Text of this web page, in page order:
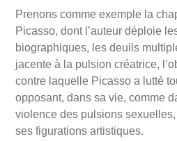
Prenons comme exemple la
Picasso, dont l’auteur déploie
biographiques, les deuils
jacente à la pulsion créatrice,
contre laquelle Picasso a lutté
opposant, dans sa vie, comme
violence des pulsions
ses figurations artistiques.